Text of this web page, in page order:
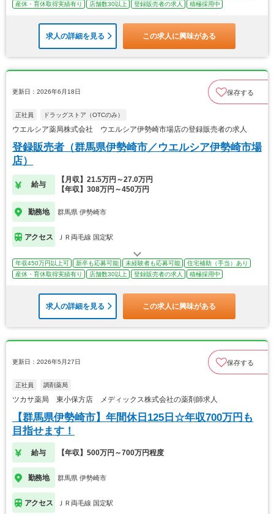
産休・育休取得実績有り
店舗数30以上 登録販売者の求人 積極採用中
求人の詳細を見る この求人に興味がある
更新日：2026年6月18日 保存する
正社員 ドラッグストア（OTCのみ）
ウエルシア薬局株式会社 ウエルシア伊勢崎市場店の登録販売者の求人
登録販売者（群馬県伊勢崎市／ウエルシア伊勢崎市場
店）
給与
【月収】21.5万円～27.0万円
【年収】308万円～450万円
勤務地 群馬県 伊勢崎市
アクセス ＪＲ両毛線 国定駅
年収450万円以上可 新卒も応募可能 未経験者も応募可能
住宅補助（手当）あり
産休・育休取得実績有り
店舗数30以上 登録販売者の求人 積極採用中
求人の詳細を見る この求人に興味がある
更新日：2026年5月27日 保存する
正社員 調剤薬局
ツカサ薬局 東小保方店 メディックス株式会社の薬剤師求人
【群馬県伊勢崎市】年間休日125日☆年収700万円も
目指せます！
給与 【年収】500万円～700万円程度
勤務地 群馬県 伊勢崎市
アクセス ＪＲ両毛線 国定駅